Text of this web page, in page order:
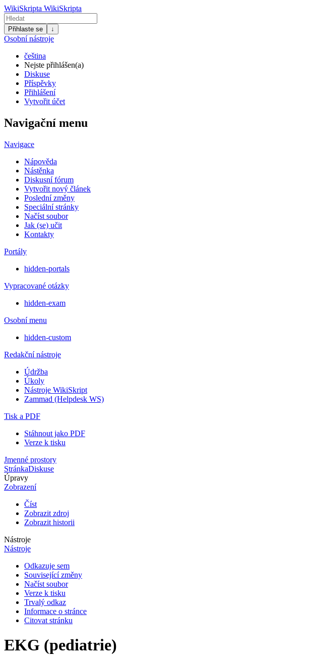
WikiSkripta WikiSkripta
Přihlaste se ↓
Osobní nástroje
čeština
Nejste přihlášen(a)
Diskuse
Příspěvky
Přihlášení
Vytvořit účet
Navigační menu
Navigace
Nápověda
Nástěnka
Diskusní fórum
Vytvořit nový článek
Poslední změny
Speciální stránky
Načíst soubor
Jak (se) učit
Kontakty
Portály
hidden-portals
Vypracované otázky
hidden-exam
Osobní menu
hidden-custom
Redakční nástroje
Údržba
Úkoly
Nástroje WikiSkript
Zammad (Helpdesk WS)
Tisk a PDF
Stáhnout jako PDF
Verze k tisku
Jmenné prostory
StránkaDiskuse
Úpravy
Zobrazení
Číst
Zobrazit zdroj
Zobrazit historii
Nástroje
Nástroje
Odkazuje sem
Související změny
Načíst soubor
Verze k tisku
Trvalý odkaz
Informace o stránce
Citovat stránku
EKG (pediatrie)